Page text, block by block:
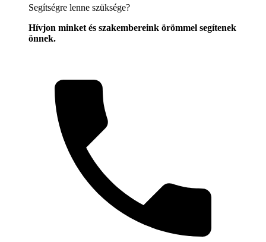
Segítségre lenne szüksége?
Hívjon minket és szakembereink örömmel segítenek
önnek.